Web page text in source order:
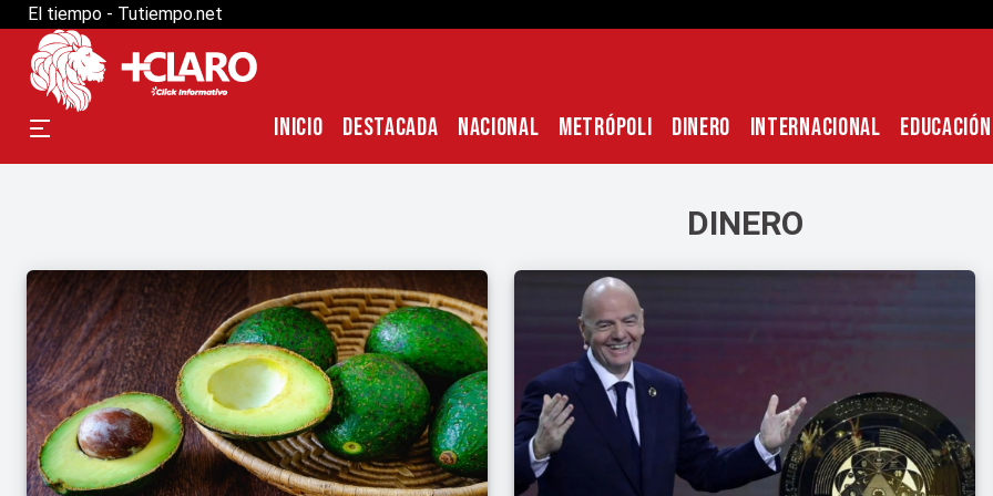
El tiempo - Tutiempo.net
INICIO DESTACADA NACIONAL METRÓPOLI DINERO INTERNACIONAL EDUCACIÓN
DINERO